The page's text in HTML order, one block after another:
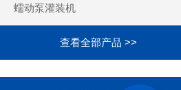
蠕动泵灌装机
查看全部产品 >>